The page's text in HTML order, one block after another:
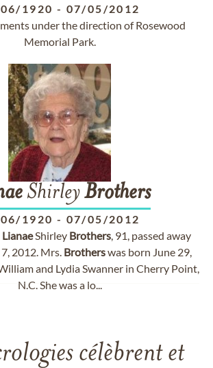
1920 - 07/05/2012
under the direction of Rosewood
Memorial Park.
ShirleyBrothers
1920 - 07/05/2012
LianaeShirley Brothers, 91, passed away
2012. Mrs. Brotherswas born June 29,
and Lydia Swanner in Cherry Point,
N.C. She was a lo...
célèbrent et